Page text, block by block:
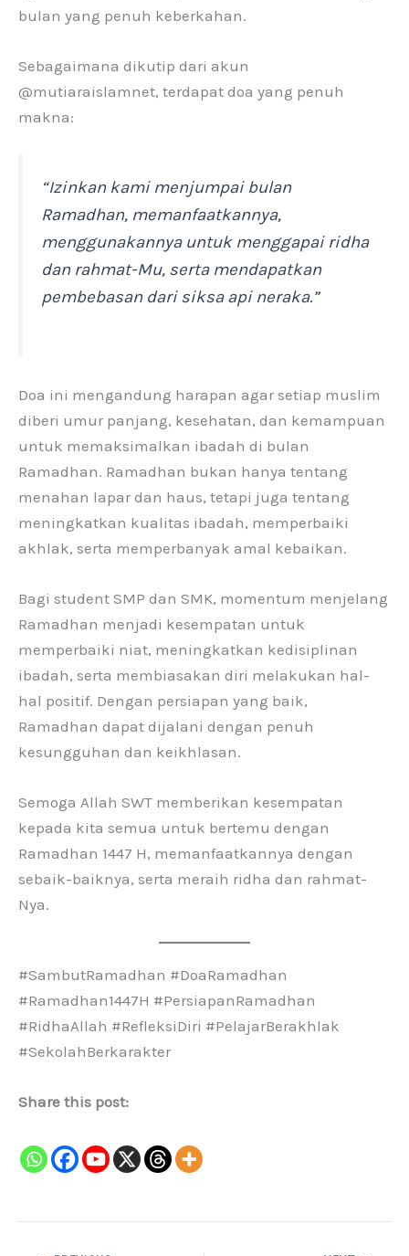
bulan yang penuh keberkahan.
Sebagaimana dikutip dari akun
@mutiaraislamnet, terdapat doa yang penuh
makna:
“Izinkan kami menjumpai bulan
Ramadhan, memanfaatkannya,
menggunakannya untuk menggapai ridha
dan rahmat-Mu, serta mendapatkan
pembebasan dari siksa api neraka.”
Doa ini mengandung harapan agar setiap muslim
diberi umur panjang, kesehatan, dan kemampuan
untuk memaksimalkan ibadah di bulan
Ramadhan. Ramadhan bukan hanya tentang
menahan lapar dan haus, tetapi juga tentang
meningkatkan kualitas ibadah, memperbaiki
akhlak, serta memperbanyak amal kebaikan.
Bagi student SMP dan SMK, momentum menjelang
Ramadhan menjadi kesempatan untuk
memperbaiki niat, meningkatkan kedisiplinan
ibadah, serta membiasakan diri melakukan hal-
hal positif. Dengan persiapan yang baik,
Ramadhan dapat dijalani dengan penuh
kesungguhan dan keikhlasan.
Semoga Allah SWT memberikan kesempatan
kepada kita semua untuk bertemu dengan
Ramadhan 1447 H, memanfaatkannya dengan
sebaik-baiknya, serta meraih ridha dan rahmat-
Nya.
#SambutRamadhan #DoaRamadhan
#Ramadhan1447H #PersiapanRamadhan
#RidhaAllah #RefleksiDiri #PelajarBerakhlak
#SekolahBerkarakter
Share this post: